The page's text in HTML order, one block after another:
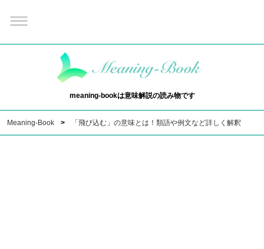
meaning-bookは意味解説の読み物です
Meaning-Book 「飛び込む」の意味とは！類語や例文など詳しく解釈